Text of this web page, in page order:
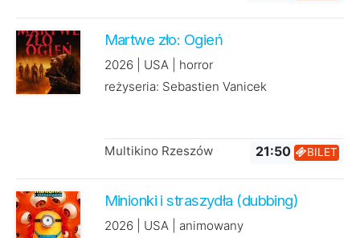
Martwe zło: Ogień
2026 | USA | horror
reżyseria: Sebastien Vanicek
Multikino Rzeszów 21:50 BILET
Minionki i straszydła (dubbing)
2026 | USA | animowany